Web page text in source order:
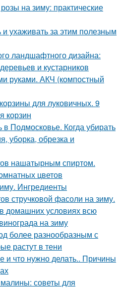
на зиму: практические
ухаживать за этим полезным
ландшафтного дизайна:
и кустарников
руками. АКЧ (компостный
для луковичных. 9
корзин
в Подмосковье. Когда убирать
уборка, обрезка и
нашатырным спиртом.
цветов
Ингредиенты
стручковой фасоли на зиму.
домашних условиях всю
на зиму
более разнообразным с
растут в тени
и что нужно делать.. Причины
советы для